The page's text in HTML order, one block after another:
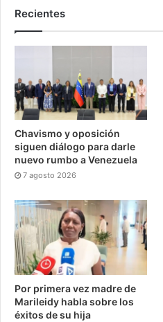
Recientes
Chavismo y oposición
siguen diálogo para darle
nuevo rumbo a Venezuela
7 agosto 2026
Por primera vez madre de
Marileidy habla sobre los
éxitos de su hija